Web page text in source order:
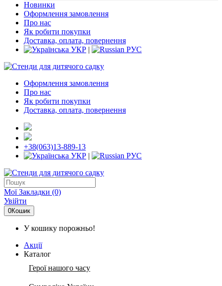
Новинки
Оформлення замовлення
Про нас
Як робити покупки
Доставка, оплата, повернення
УКР | РУС
Оформлення замовлення
Про нас
Як робити покупки
Доставка, оплата, повернення
+38(063)13-889-13
УКР | РУС
Мої Закладки (0)
Увійти
0Кошик
У кошику порожньо!
Акції
Каталог
Герої нашого часу